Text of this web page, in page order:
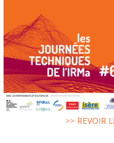
>> REVOIR